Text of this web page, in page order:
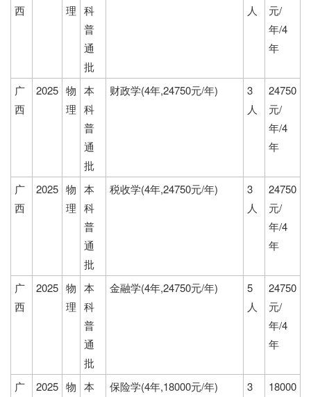
西 理 科
普
通
批
人
元/
年/4
年
广
西
2025 物
理
本
科
普
通
批
财政学(4年,24750元/年)
3
人
24750
元/
年/4
年
广
西
2025 物
理
本
科
普
通
批
税收学(4年,24750元/年)
3
人
24750
元/
年/4
年
广
西
2025 物
理
本
科
普
通
批
金融学(4年,24750元/年)
5
人
24750
元/
年/4
年
广
2025 物 本
保险学(4年,18000元/年)
3
18000